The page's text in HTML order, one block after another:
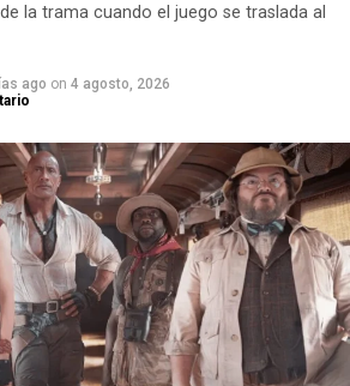
como Weird: The Al Yankovic Story
aunque los rumores que afirmaban
estaba siendo seleccionado para
ya han sido desacreditados.
Clayface será
Blendsobre Clayface la semana
ejecutivo de DC Studios, James
la trama cuando el juego se traslada al
ago on 4 agosto, 2026